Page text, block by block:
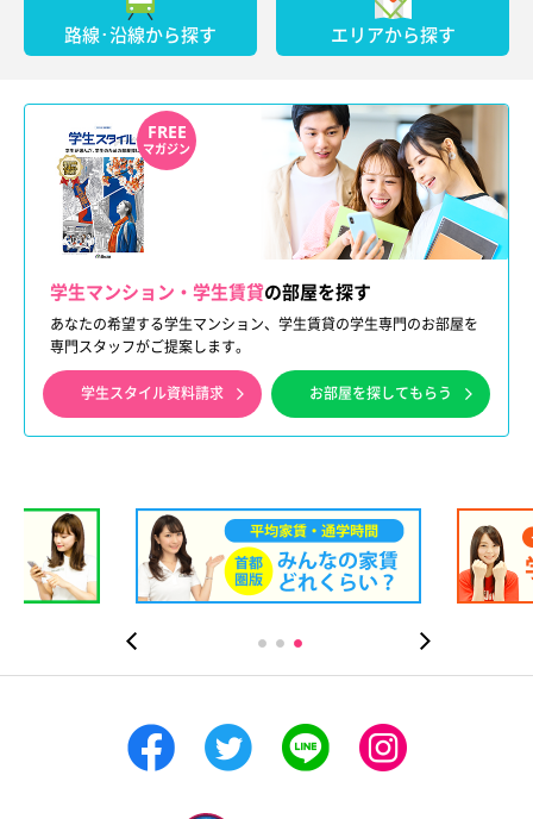
路線･沿線から探す エリアから探す
FREE
マガジン
学生マンション・学生賃貸の部屋を探す
あなたの希望する学生マンション、学生賃貸の学生専門のお部屋を
専門スタッフがご提案します。
学生スタイル資料請求 お部屋を探してもらう